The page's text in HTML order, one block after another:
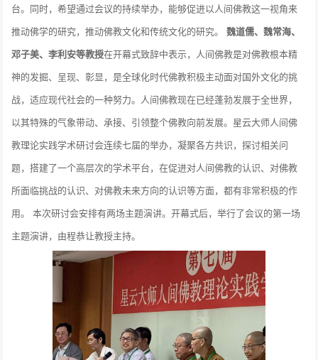
台。同时，希望通过会议的持续举办，能够促进以人间佛教这一视角来
推动佛学的研究，推动佛教文化和传统文化的研究。魏道儒、魏常海、
邓子美、李利安等教授在开幕式致辞中表示，人间佛教是对佛教根本精
神的发掘、呈现、彰显，是全球化时代佛教积极主动面对国外文化的挑
战，适应现代社会的一种努力。人间佛教现在已经蓬勃发展于全世界，
以其特殊的气象带动、承接、引领整个佛教向前发展。星云大师人间佛
教理论实践学术研讨会连续七届的举办，凝聚各方共识，探讨相关问
题，搭建了一个高层次的学术平台，在促进对人间佛教的认识、对佛教
所面临挑战的认识、对佛教未来方向的认识等方面，都有非常积极的作
用。 本次研讨会安排有两场主题演讲。开幕式后，举行了会议的第一场
主题演讲，由程恭让教授主持。